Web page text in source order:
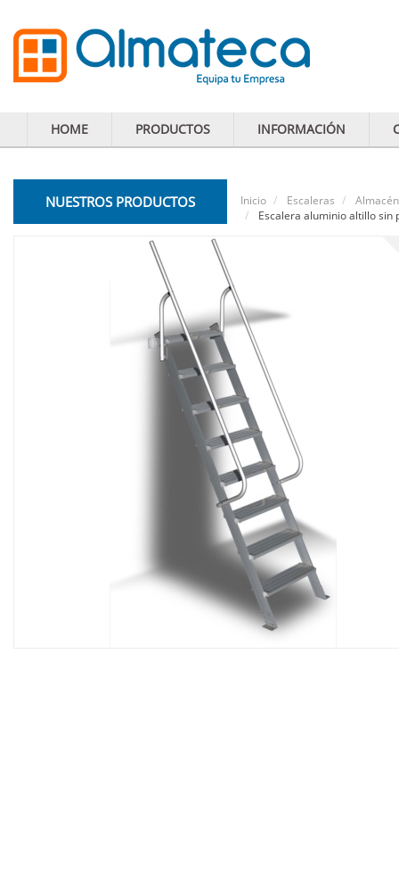
HOME PRODUCTOS INFORMACIÓN
NUESTROS PRODUCTOS Inicio Escaleras
Escalera aluminio altillo sin